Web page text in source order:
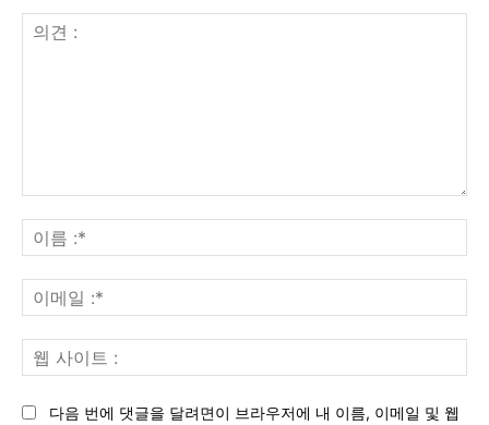
견
:
름
:*
메
일
사
다음 번에 댓글을 달려면이 브라우저에 내 이름, 이메일 및 웹